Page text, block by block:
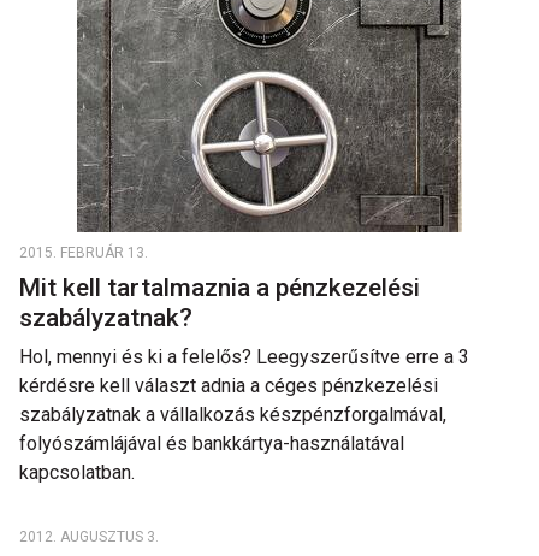
2015. FEBRUÁR 13.
Mit kell tartalmaznia a pénzkezelési
szabályzatnak?
Hol, mennyi és ki a felelős? Leegyszerűsítve erre a 3
kérdésre kell választ adnia a céges pénzkezelési
szabályzatnak a vállalkozás készpénzforgalmával,
folyószámlájával és bankkártya-használatával
kapcsolatban.
2012. AUGUSZTUS 3.